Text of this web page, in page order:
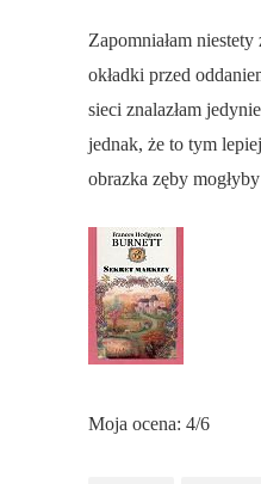
Zapomniałam
okładki przed
sieci znalazłam
jednak, że to tym
obrazka zęby
Moja ocena: 4/6